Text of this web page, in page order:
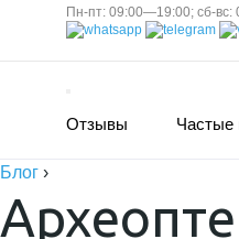
Пн-пт: 09:00—19:00; сб-
Отзывы Частые
Блог ›